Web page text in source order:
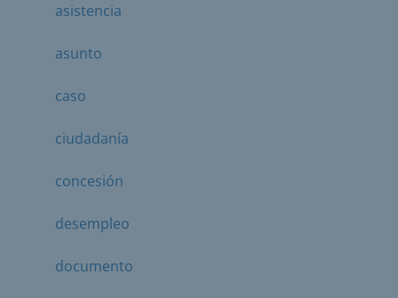
asistencia
asunto
caso
ciudadanía
concesión
desempleo
documento